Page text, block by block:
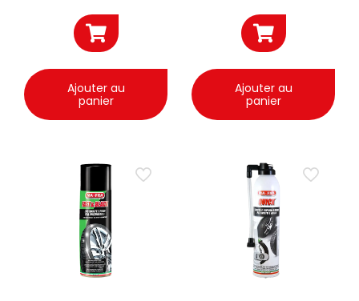
Ajouter au
panier
Ajouter au
panier